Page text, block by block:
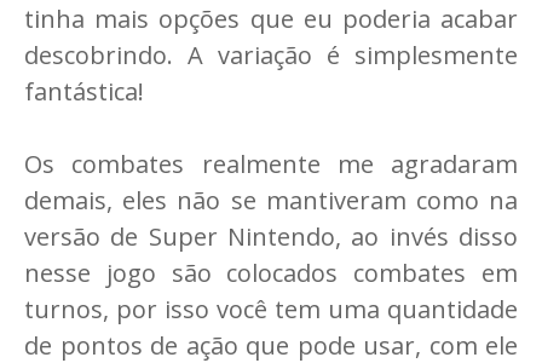
tinha mais opções que eu poderia acabar
descobrindo. A variação é simplesmente
fantástica!
Os combates realmente me agradaram
demais, eles não se mantiveram como na
versão de Super Nintendo, ao invés disso
nesse jogo são colocados combates em
turnos, por isso você tem uma quantidade
de pontos de ação que pode usar, com ele